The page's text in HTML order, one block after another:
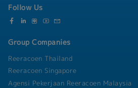
Follow Us
Group Companies
Reeracoen Thailand
Reeracoen Singapore
Agensi Pekerjaan Reeracoen Malaysia